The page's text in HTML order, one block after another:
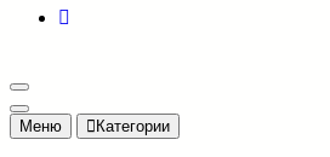
Меню Категории